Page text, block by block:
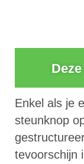
Enkel als je
steunknop
tevoorschijn